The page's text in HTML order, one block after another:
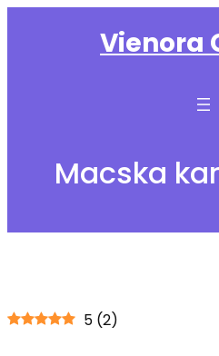
Vienora
Macska
5 (2)